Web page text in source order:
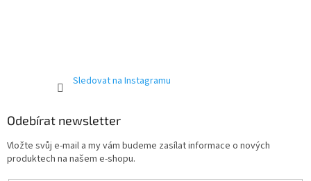
Sledovat na Instagramu
Odebírat newsletter
Vložte svůj e-mail a my vám budeme zasílat informace o nových
produktech na našem e-shopu.